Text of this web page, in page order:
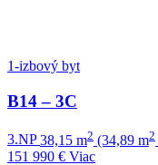
1-izbový byt
B14 – 3C
3.NP 38,15 m2 (34,89 m2
151 990 € Viac